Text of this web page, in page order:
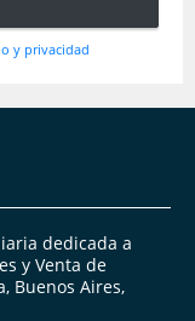
y privacidad
dedicada a
y Venta de
Buenos Aires,